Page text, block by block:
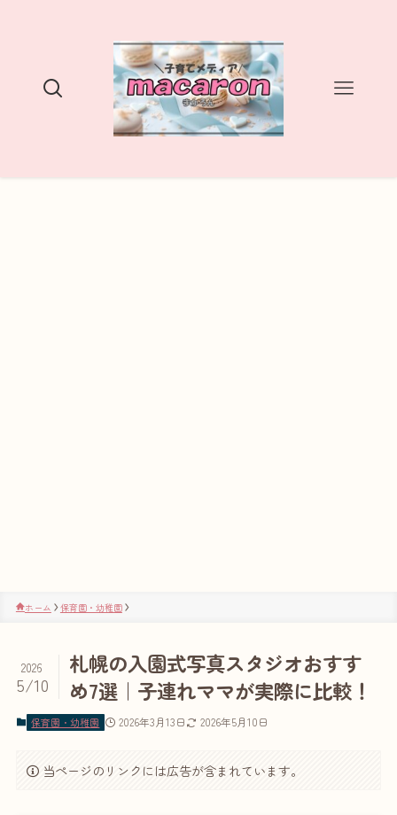
ホーム 保育園・幼稚園
札幌の入園式写真スタジオおすす
め7選｜子連れママが実際に比較！
2026
5/10
保育園・幼稚園 2026年3月13日 2026年5月10日
当ページのリンクには広告が含まれています。